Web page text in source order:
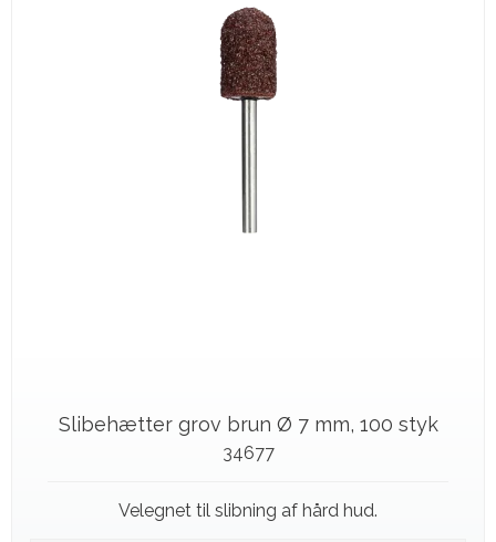
Slibehætter grov brun Ø 7 mm, 100 styk
34677
Velegnet til slibning af hård hud.